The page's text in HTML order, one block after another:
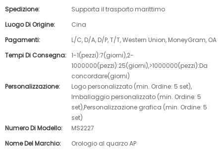
Spedizione:
Supporta il trasporto marittimo
Luogo Di Origine:
Cina
Pagamenti:
L/C, D/A, D/P, T/T, Western Union, MoneyGram, OA
Tempi Di Consegna: 1-1(pezzi):7(giorni),2-
1000000(pezzi):25(giorni),>1000000(pezzi):Da
concordare(giorni)
Personalizzazione:
Logo personalizzato (min. Ordine: 5 set),
Imballaggio personalizzato (min. Ordine: 5
set),Personalizzazione grafica (min. Ordine: 5
set)
Numero Di Modello:
MS2227
Nome Del Marchio:
Orologio al quarzo AP